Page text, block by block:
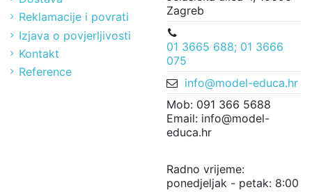
Reklamacije i povrati
Izjava o povjerljivosti
Kontakt
Reference
Zagreb
01 3665 688; 01 3666
075
info@model-educa.hr
Mob: 091 366 5688
Email: info@model-
educa.hr
Radno vrijeme:
ponedjeljak - petak: 8:00